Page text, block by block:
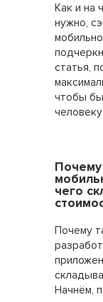
Как и на
нужно,
статья,
чтобы
человеку
чего
Почему
Начнём,